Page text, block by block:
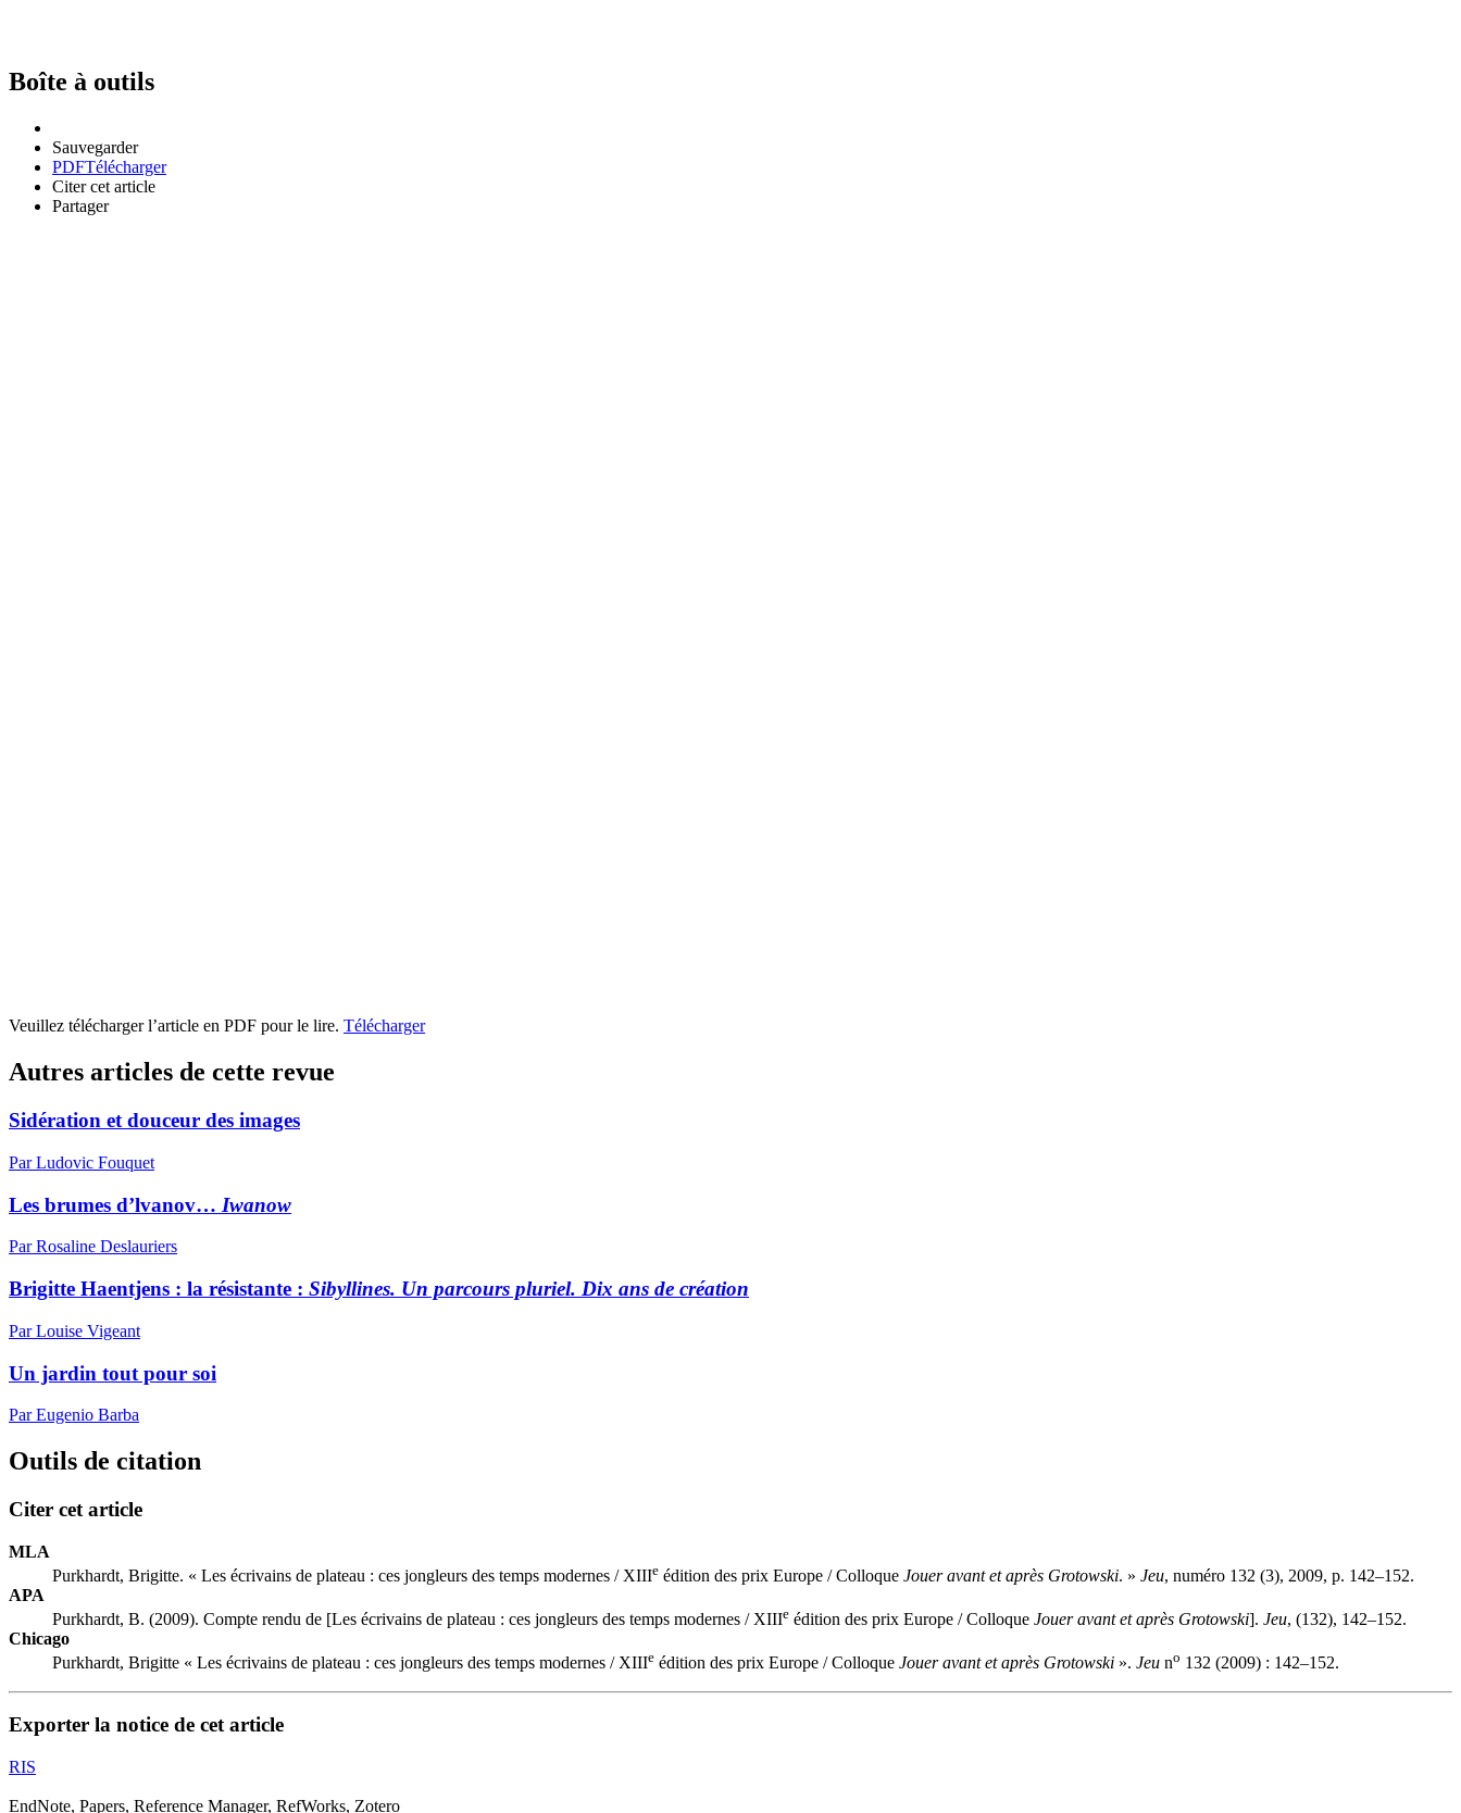
Boîte à outils
Sauvegarder
PDFTélécharger
Citer cet article
Partager
Veuillez télécharger l’article en PDF pour le lire. Télécharger
Autres articles de cette revue
Sidération et douceur des images
Par Ludovic Fouquet
Les brumes d’lvanov… Iwanow
Par Rosaline Deslauriers
Brigitte Haentjens : la résistante : Sibyllines. Un parcours pluriel. Dix ans de création
Par Louise Vigeant
Un jardin tout pour soi
Par Eugenio Barba
Outils de citation
Citer cet article
MLA
Purkhardt, Brigitte. « Les écrivains de plateau : ces jongleurs des temps modernes / XIIIe édition des prix Europe / Colloque Jouer avant et après Grotowski. » Jeu, numéro 132 (3), 2009, p. 142–152.
APA
Purkhardt, B. (2009). Compte rendu de [Les écrivains de plateau : ces jongleurs des temps modernes / XIIIe édition des prix Europe / Colloque Jouer avant et après Grotowski]. Jeu, (132), 142–152.
Chicago
Purkhardt, Brigitte « Les écrivains de plateau : ces jongleurs des temps modernes / XIIIe édition des prix Europe / Colloque Jouer avant et après Grotowski ». Jeu no 132 (2009) : 142–152.
Exporter la notice de cet article
RIS
EndNote, Papers, Reference Manager, RefWorks, Zotero